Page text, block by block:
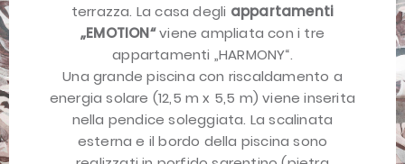
terrazza. La casa degli appartamenti
„EMOTION“viene ampliata con i tre
appartamenti „HARMONY“.
Una grande piscina con riscaldamento a
energia solare (12,5 m x 5,5 m) viene inserita
nella pendice soleggiata. La scalinata
esterna e il bordo della piscina sono